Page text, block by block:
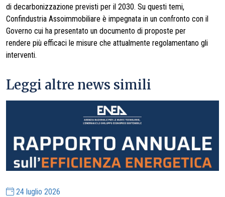
di decarbonizzazione previsti per il 2030. Su questi temi,
Confindustria Assoimmobiliare è impegnata in un confronto con il
Governo cui ha presentato un documento di proposte per
rendere più efficaci le misure che attualmente regolamentano gli
interventi.
Leggi altre news simili
24 luglio 2026